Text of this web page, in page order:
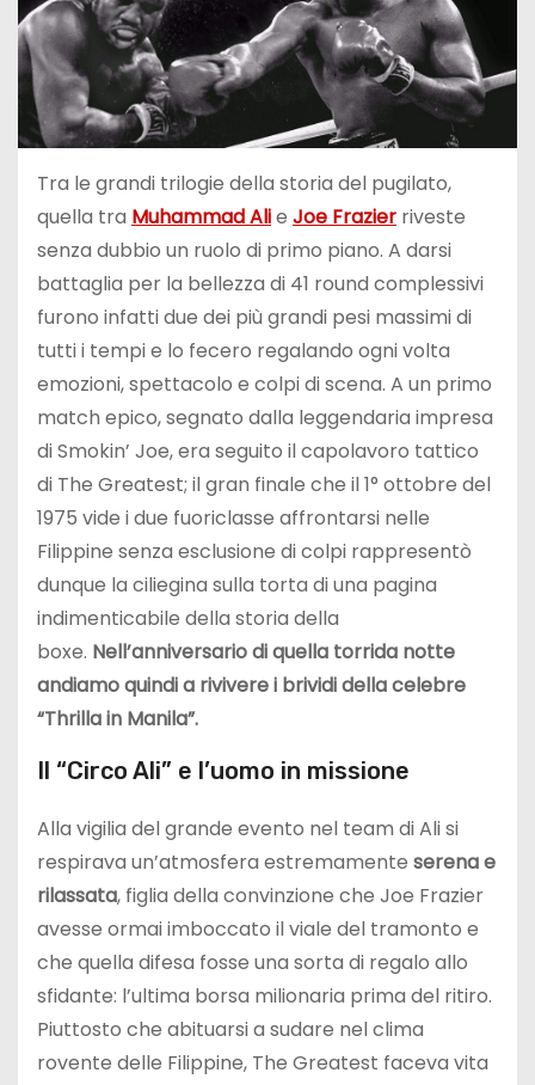
Tra le grandi trilogie della storia del pugilato,
quella tra Muhammad Alie Joe Frazier riveste
senza dubbio un ruolo di primo piano. A darsi
battaglia per la bellezza di 41 round complessivi
furono infatti due dei più grandi pesi massimi di
tutti i tempi e lo fecero regalando ogni volta
emozioni, spettacolo e colpi di scena. A un primo
match epico, segnato dalla leggendaria impresa
di Smokin’ Joe, era seguito il capolavoro tattico
di The Greatest; il gran finale che il 1° ottobre del
1975 vide i due fuoriclasse affrontarsi nelle
Filippine senza esclusione di colpi rappresentò
dunque la ciliegina sulla torta di una pagina
indimenticabile della storia della
boxe. Nell’anniversario di quella torrida notte
andiamo quindi a rivivere i brividi della celebre
“Thrilla in Manila”.
Il “Circo Ali” e l’uomo in missione
Alla vigilia del grande evento nel team di Ali si
respirava un’atmosfera estremamente serena e
rilassata, figlia della convinzione che Joe Frazier
avesse ormai imboccato il viale del tramonto e
che quella difesa fosse una sorta di regalo allo
sfidante: l’ultima borsa milionaria prima del ritiro.
Piuttosto che abituarsi a sudare nel clima
rovente delle Filippine, The Greatest faceva vita